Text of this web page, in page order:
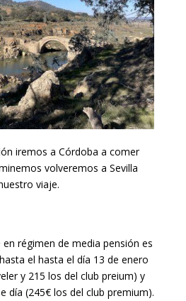
iremos a Córdoba a comer
volveremos a Sevilla
viaje.
régimen de media pensión es
el hasta el día 13 de enero
y 215 los del club preium) y
día (245€ los del club premium).